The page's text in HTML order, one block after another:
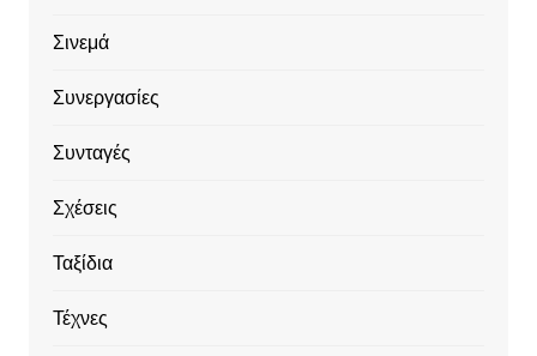
Σινεμά
Συνεργασίες
Συνταγές
Σχέσεις
Ταξίδια
Τέχνες